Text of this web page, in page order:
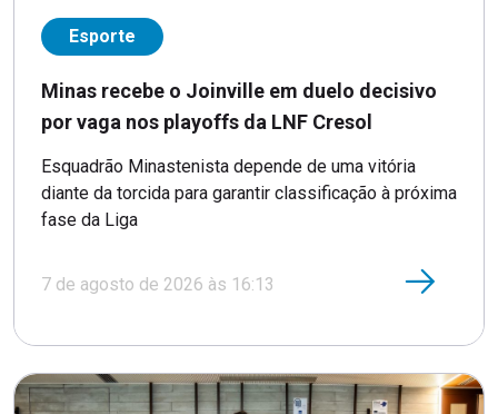
Esporte
Minas recebe o Joinville em duelo decisivo
por vaga nos playoffs da LNF Cresol
Esquadrão Minastenista depende de uma vitória
diante da torcida para garantir classificação à próxima
fase da Liga
7 de agosto de 2026 às 16:13